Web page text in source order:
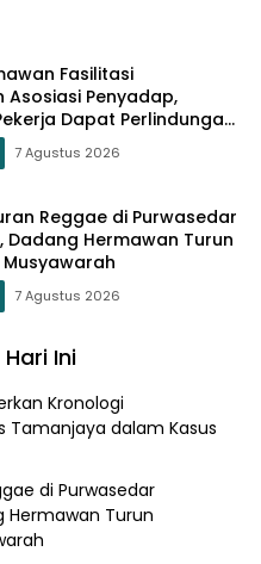
Fasilitasi
Asosiasi Penyadap,
Dapat Perlindungan
7 Agustus 2026
Reggae di Purwasedar
Dadang Hermawan Turun
7 Agustus 2026
Ini
Kronologi
Tamanjaya dalam Kasus
di Purwasedar
Hermawan Turun